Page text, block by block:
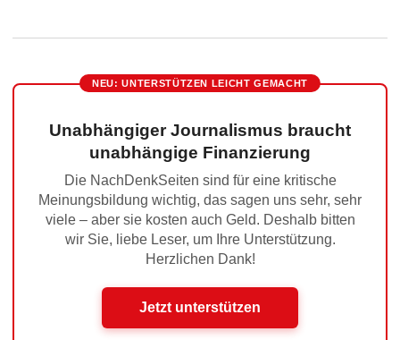
NEU: UNTERSTÜTZEN LEICHT GEMACHT
Unabhängiger Journalismus braucht
unabhängige Finanzierung
Die NachDenkSeiten sind für eine kritische
Meinungsbildung wichtig, das sagen uns sehr, sehr
viele – aber sie kosten auch Geld. Deshalb bitten
wir Sie, liebe Leser, um Ihre Unterstützung.
Herzlichen Dank!
Jetzt unterstützen